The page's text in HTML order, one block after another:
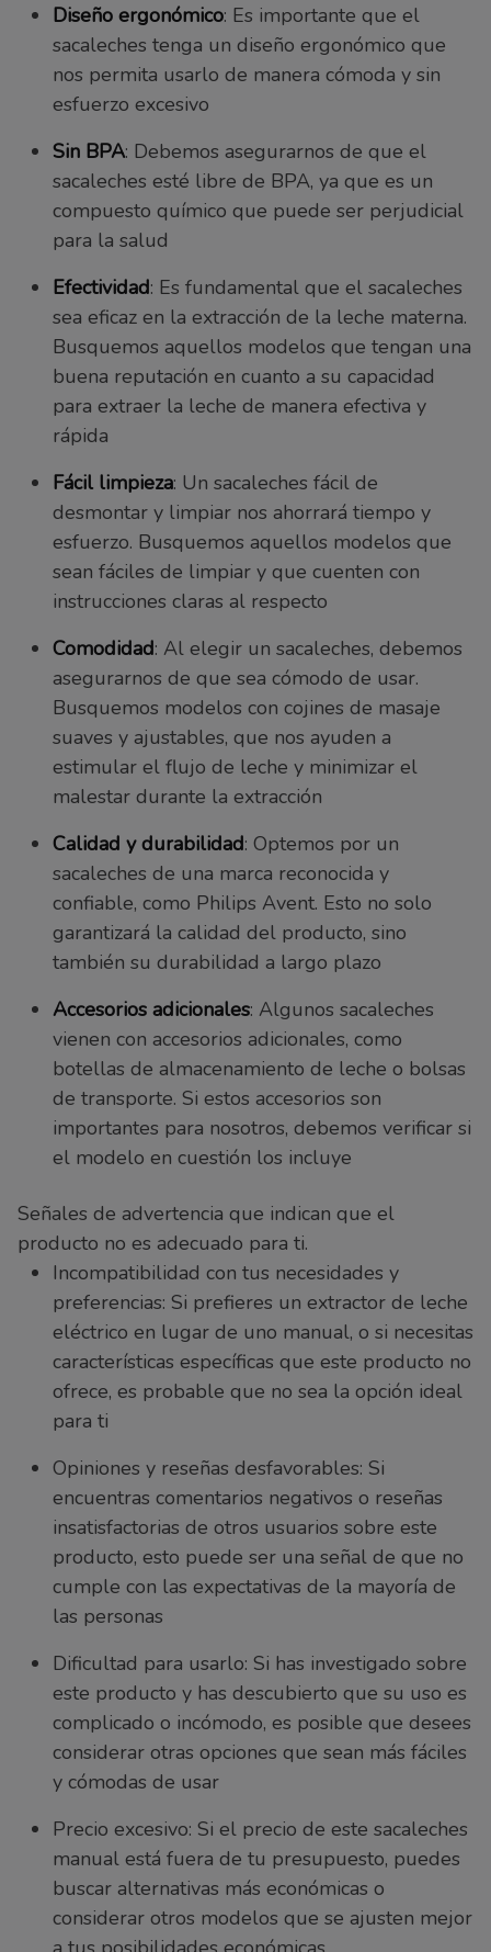
Diseño ergonómico: Es importante que el
sacaleches tenga un diseño ergonómico que
nos permita usarlo de manera cómoda y sin
esfuerzo excesivo
Sin BPA: Debemos asegurarnos de que el
sacaleches esté libre de BPA, ya que es un
compuesto químico que puede ser perjudicial
para la salud
Efectividad: Es fundamental que el sacaleches
sea eficaz en la extracción de la leche materna.
Busquemos aquellos modelos que tengan una
buena reputación en cuanto a su capacidad
para extraer la leche de manera efectiva y
rápida
Fácil limpieza: Un sacaleches fácil de
desmontar y limpiar nos ahorrará tiempo y
esfuerzo. Busquemos aquellos modelos que
sean fáciles de limpiar y que cuenten con
instrucciones claras al respecto
Comodidad: Al elegir un sacaleches, debemos
asegurarnos de que sea cómodo de usar.
Busquemos modelos con cojines de masaje
suaves y ajustables, que nos ayuden a
estimular el flujo de leche y minimizar el
malestar durante la extracción
Calidad y durabilidad: Optemos por un
sacaleches de una marca reconocida y
confiable, como Philips Avent. Esto no solo
garantizará la calidad del producto, sino
también su durabilidad a largo plazo
Accesorios adicionales: Algunos sacaleches
vienen con accesorios adicionales, como
botellas de almacenamiento de leche o bolsas
de transporte. Si estos accesorios son
importantes para nosotros, debemos verificar si
el modelo en cuestión los incluye
Señales de advertencia que indican que el
producto no es adecuado para ti.
Incompatibilidad con tus necesidades y
preferencias: Si prefieres un extractor de leche
eléctrico en lugar de uno manual, o si necesitas
características específicas que este producto no
ofrece, es probable que no sea la opción ideal
para ti
Opiniones y reseñas desfavorables: Si
encuentras comentarios negativos o reseñas
insatisfactorias de otros usuarios sobre este
producto, esto puede ser una señal de que no
cumple con las expectativas de la mayoría de
las personas
Dificultad para usarlo: Si has investigado sobre
este producto y has descubierto que su uso es
complicado o incómodo, es posible que desees
considerar otras opciones que sean más fáciles
y cómodas de usar
Precio excesivo: Si el precio de este sacaleches
manual está fuera de tu presupuesto, puedes
buscar alternativas más económicas o
considerar otros modelos que se ajusten mejor